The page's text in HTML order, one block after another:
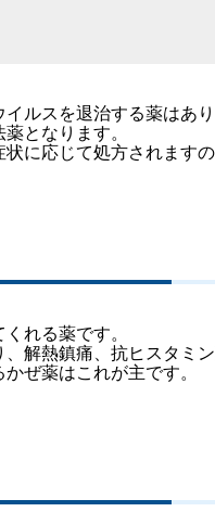
ルスを退治する薬はあり
となります。
に応じて処方されます
れる薬です。
解熱鎮痛、抗ヒスタミ
ぜ薬はこれが主です。